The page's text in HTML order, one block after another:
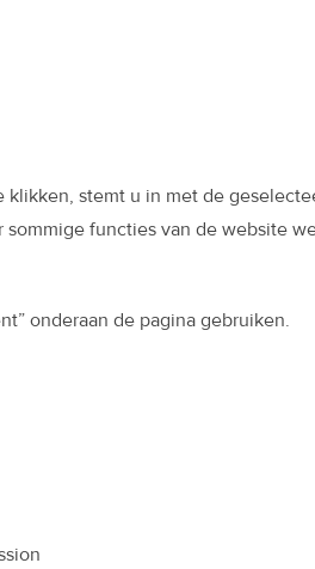
stemt u in met de
functies van de website
onderaan de pagina gebruiken.